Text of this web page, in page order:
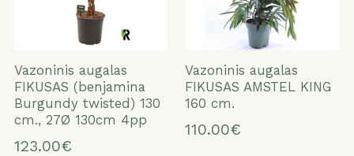
Vazoninis augalas
FIKUSAS (benjamina
Burgundy twisted) 130
cm., 27Ø 130cm 4pp
123.00€
Vazoninis augalas
FIKUSAS AMSTEL KING
160 cm.
110.00€